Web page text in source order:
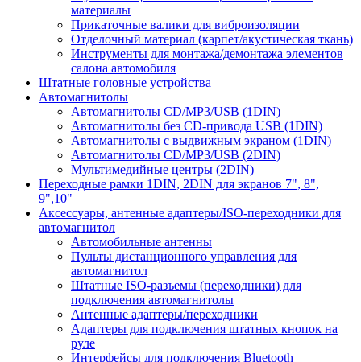
материалы
Прикаточные валики для виброизоляции
Отделочный материал (карпет/акустическая ткань)
Инструменты для монтажа/демонтажа элементов
салона автомобиля
Штатные головные устройства
Автомагнитолы
Автомагнитолы CD/MP3/USB (1DIN)
Автомагнитолы без CD-привода USB (1DIN)
Автомагнитолы с выдвижным экраном (1DIN)
Автомагнитолы CD/MP3/USB (2DIN)
Мультимедийные центры (2DIN)
Переходные рамки 1DIN, 2DIN для экранов 7", 8",
9",10"
Аксессуары, антенные адаптеры/ISO-переходники для
автомагнитол
Автомобильные антенны
Пульты дистанционного управления для
автомагнитол
Штатные ISO-разъемы (переходники) для
подключения автомагнитолы
Антенные адаптеры/переходники
Адаптеры для подключения штатных кнопок на
руле
Интерфейсы для подключения Bluetooth